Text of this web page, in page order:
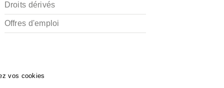
Droits dérivés
Offres d'emploi
vos cookies